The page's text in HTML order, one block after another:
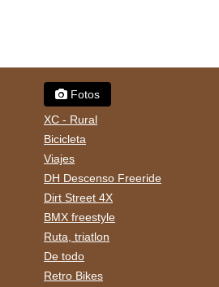
Fotos
XC - Rural
Bicicleta
Viajes
DH Descenso Freeride
Dirt Street 4X
BMX freestyle
Ruta, triatlon
De todo
Retro Bikes